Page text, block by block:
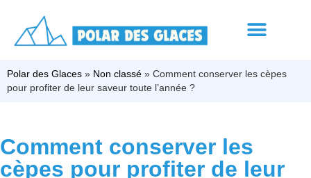
Polar des Glaces » Non classé » Comment conserver les cèpes
pour profiter de leur saveur toute l’année ?
Comment conserver les
cèpes pour profiter de leur